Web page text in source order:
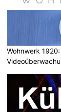
Wohnwerk